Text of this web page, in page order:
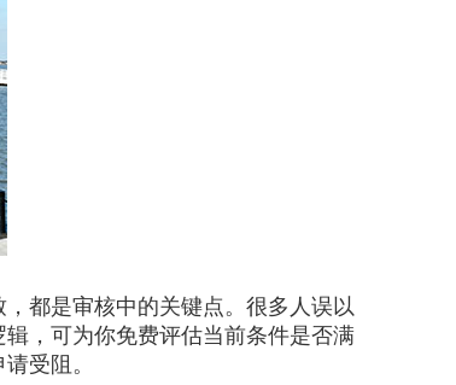
都是审核中的关键点。很多人误以
，可为你免费评估当前条件是否满
受阻。